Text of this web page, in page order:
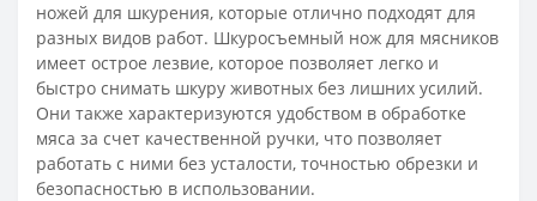
ножей для шкурения, которые отлично подходят для
разных видов работ. Шкуросъемный нож для мясников
имеет острое лезвие, которое позволяет легко и
быстро снимать шкуру животных без лишних усилий.
Они также характеризуются удобством в обработке
мяса за счет качественной ручки, что позволяет
работать с ними без усталости, точностью обрезки и
безопасностью в использовании.